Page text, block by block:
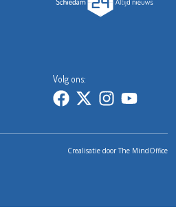
Volg ons:
Crealisatie doorThe MindOffice